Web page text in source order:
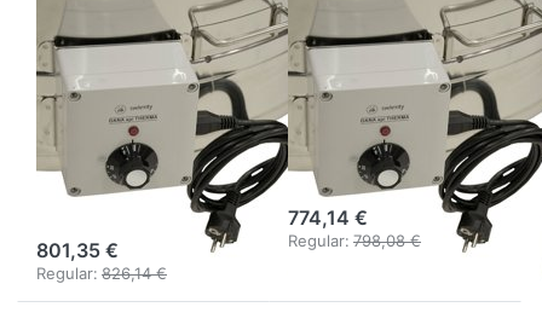
LOGAR – QUALITÄT UND
ZUVERLÄSSIGKEIT FÜR
IMKER
Bodenheizung
für
Honigschleuder
Ø 63 cm inkl.
Montage
801,35 €
Regular: 826,14 €
LOGAR – QUALITÄT UND
ZUVERLÄSSIGKEIT FÜR
IMKER
Bodenheizung Ø
76 cm mit
Thermostat und
Montage
774,14 €
Regular: 798,08 €